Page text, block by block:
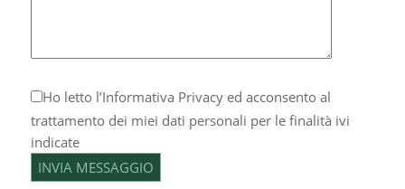
Ho letto l’Informativa Privacyed acconsento al
trattamento dei miei dati personali per le finalità ivi
indicate